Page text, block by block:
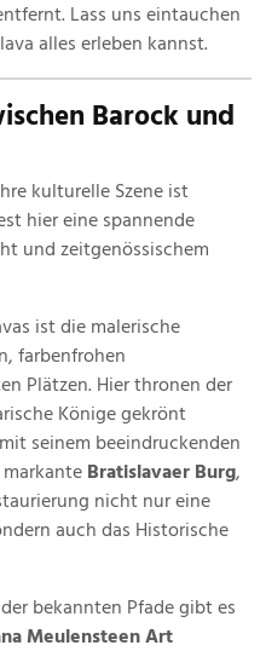
Lass uns eintauchen
alles erleben kannst.
Barock und
kulturelle Szene ist
hier eine spannende
und zeitgenössischem
ist die malerische
farbenfrohen
Plätzen. Hier thronen der
Könige gekrönt
mit seinem beeindruckenden
Bratislavaer Burg,
nicht nur eine
auch das Historische
bekannten Pfade gibt es
Meulensteen Art